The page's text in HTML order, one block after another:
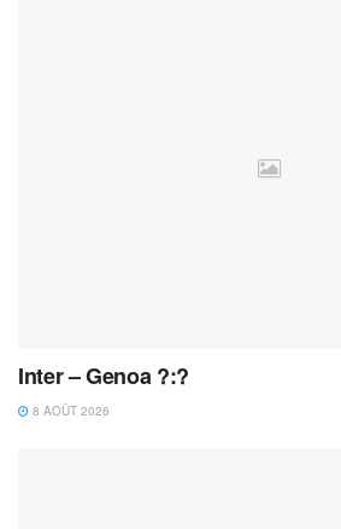
Inter – Genoa ?:?
8 AOÛT 2026